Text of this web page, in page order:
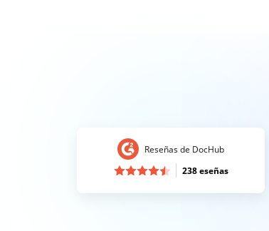
Reseñas de DocHub
238 eseñas